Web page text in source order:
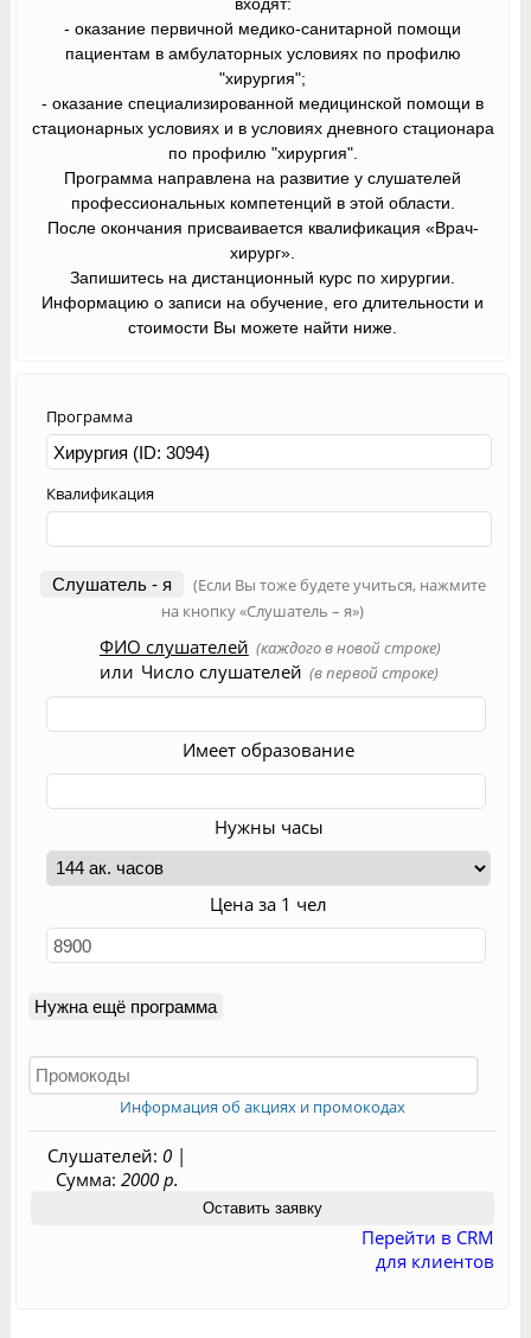
входят:
- оказание первичной медико-санитарной помощи
пациентам в амбулаторных условиях по профилю
"хирургия";
- оказание специализированной медицинской помощи в
стационарных условиях и в условиях дневного стационара
по профилю "хирургия".
Программа направлена на развитие у слушателей
профессиональных компетенций в этой области.
После окончания присваивается квалификация «Врач-
хирург».
Запишитесь на дистанционный курс по хирургии.
Информацию о записи на обучение, его длительности и
стоимости Вы можете найти ниже.
Программа
Квалификация
Слушатель - я
(Если Вы тоже будете учиться, нажмите
на кнопку «Слушатель – я»)
ФИО слушателей (каждого в новой строке)
или Число слушателей (в первой строке)
Имеет образование
Нужны часы
Цена за 1 чел
Нужна ещё программа
Информация об акциях и промокодах
Слушателей: 0 |
Сумма: 2000 р.
Перейти в CRM
для клиентов